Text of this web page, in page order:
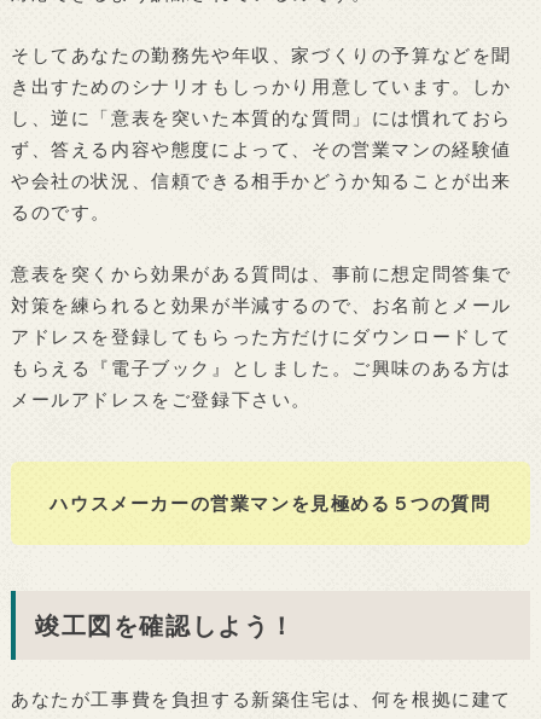
そしてあなたの勤務先や年収、家づくりの予算などを聞
き出すためのシナリオもしっかり用意しています。しか
し、逆に「意表を突いた本質的な質問」には慣れておら
ず、答える内容や態度によって、その営業マンの経験値
や会社の状況、信頼できる相手かどうか知ることが出来
るのです。
意表を突くから効果がある質問は、事前に想定問答集で
対策を練られると効果が半減するので、お名前とメール
アドレスを登録してもらった方だけにダウンロードして
もらえる『電子ブック』としました。ご興味のある方は
メールアドレスをご登録下さい。
ハウスメーカーの営業マンを見極める５つの質問
竣工図を確認しよう！
あなたが工事費を負担する新築住宅は、何を根拠に建て